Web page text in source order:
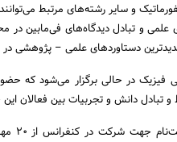
و سایر رشته‌های مرتبط
علمی و تبادل دیدگاه‌های فی‌مابین
دستاوردهای علمی – پژوهشی
در حالی برگزار می‌شود که حضور
و تبادل دانش و تجربیات بین فعالان